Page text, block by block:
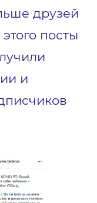
друзей
посты
и